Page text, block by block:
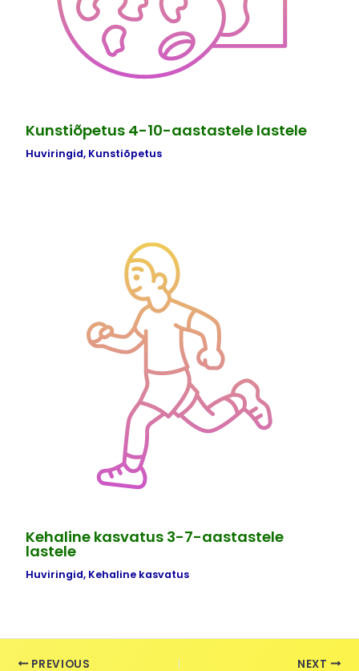
Kunstiõpetus 4-10-aastastele lastele
Huviringid, Kunstiõpetus
Kehaline kasvatus 3-7-aastastele
lastele
Huviringid, Kehaline kasvatus
PREVIOUS NEXT